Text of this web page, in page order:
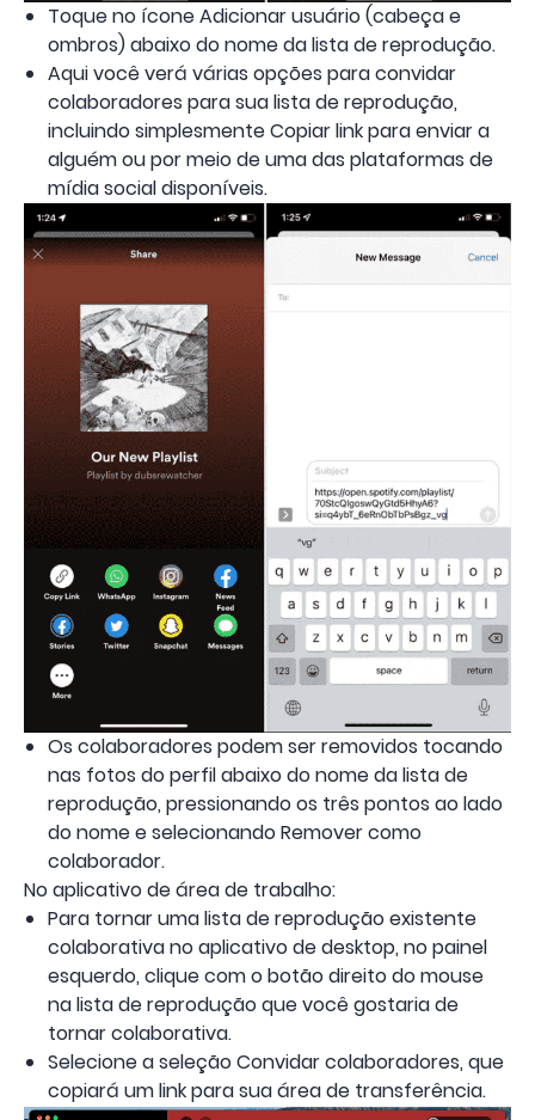
Toque no ícone Adicionar usuário (cabeça e
ombros) abaixo do nome da lista de reprodução.
Aqui você verá várias opções para convidar
colaboradores para sua lista de reprodução,
incluindo simplesmente Copiar link para enviar a
alguém ou por meio de uma das plataformas de
mídia social disponíveis.
Os colaboradores podem ser removidos tocando
nas fotos do perfil abaixo do nome da lista de
reprodução, pressionando os três pontos ao lado
do nome e selecionando Remover como
colaborador.
No aplicativo de área de trabalho:
Para tornar uma lista de reprodução existente
colaborativa no aplicativo de desktop, no painel
esquerdo, clique com o botão direito do mouse
na lista de reprodução que você gostaria de
tornar colaborativa.
Selecione a seleção Convidar colaboradores, que
copiará um link para sua área de transferência.